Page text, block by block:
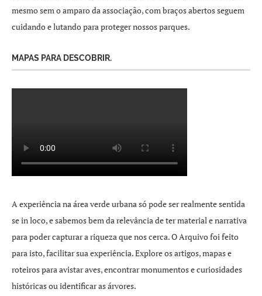
mesmo sem o amparo da associação, com braços abertos seguem
cuidando e lutando para proteger nossos parques.
MAPAS PARA DESCOBRIR.
A experiência na área verde urbana só pode ser realmente sentida
se in loco, e sabemos bem da relevância de ter material e narrativa
para poder capturar a riqueza que nos cerca. O Arquivo foi feito
para isto, facilitar sua experiência. Explore os artigos, mapas e
roteiros para avistar aves, encontrar monumentos e curiosidades
históricas ou identificar as árvores.